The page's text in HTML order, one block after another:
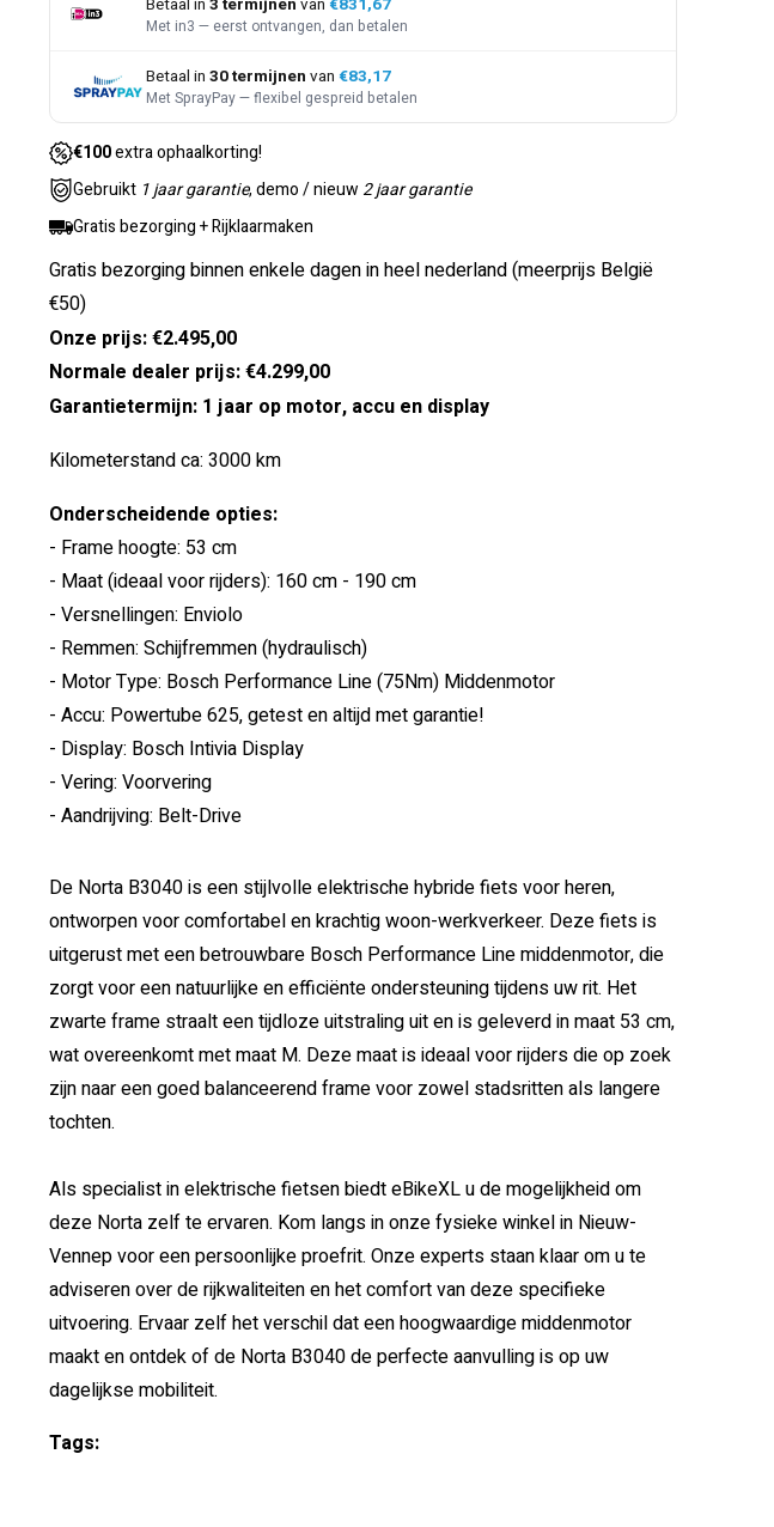
Met in3 — eerst ontvangen, dan betalen
Betaal in 30 termijnen van €83,17
Met SprayPay — flexibel gespreid betalen
€100extra ophaalkorting!
Gebruikt 1 jaar garantie, demo / nieuw 2 jaar garantie
Gratis bezorging + Rijklaarmaken
Gratis bezorging binnen enkele dagen in heel nederland (meerprijs België
€50)
Onze prijs: €2.495,00
Normale dealer prijs: €4.299,00
Garantietermijn: 1 jaar op motor, accu en display
Kilometerstand ca: 3000 km
Onderscheidende opties:
- Frame hoogte: 53 cm
- Maat (ideaal voor rijders): 160 cm - 190 cm
- Versnellingen: Enviolo
- Remmen: Schijfremmen (hydraulisch)
- Motor Type: Bosch Performance Line (75Nm) Middenmotor
- Accu: Powertube 625, getest en altijd met garantie!
- Display: Bosch Intivia Display
- Vering: Voorvering
- Aandrijving: Belt-Drive
De Norta B3040 is een stijlvolle elektrische hybride fiets voor heren,
ontworpen voor comfortabel en krachtig woon-werkverkeer. Deze fiets is
uitgerust met een betrouwbare Bosch Performance Line middenmotor, die
zorgt voor een natuurlijke en efficiënte ondersteuning tijdens uw rit. Het
zwarte frame straalt een tijdloze uitstraling uit en is geleverd in maat 53 cm,
wat overeenkomt met maat M. Deze maat is ideaal voor rijders die op zoek
zijn naar een goed balanceerend frame voor zowel stadsritten als langere
tochten.
Als specialist in elektrische fietsen biedt eBikeXL u de mogelijkheid om
deze Norta zelf te ervaren. Kom langs in onze fysieke winkel in Nieuw-
Vennep voor een persoonlijke proefrit. Onze experts staan klaar om u te
adviseren over de rijkwaliteiten en het comfort van deze specifieke
uitvoering. Ervaar zelf het verschil dat een hoogwaardige middenmotor
maakt en ontdek of de Norta B3040 de perfecte aanvulling is op uw
dagelijkse mobiliteit.
Tags: